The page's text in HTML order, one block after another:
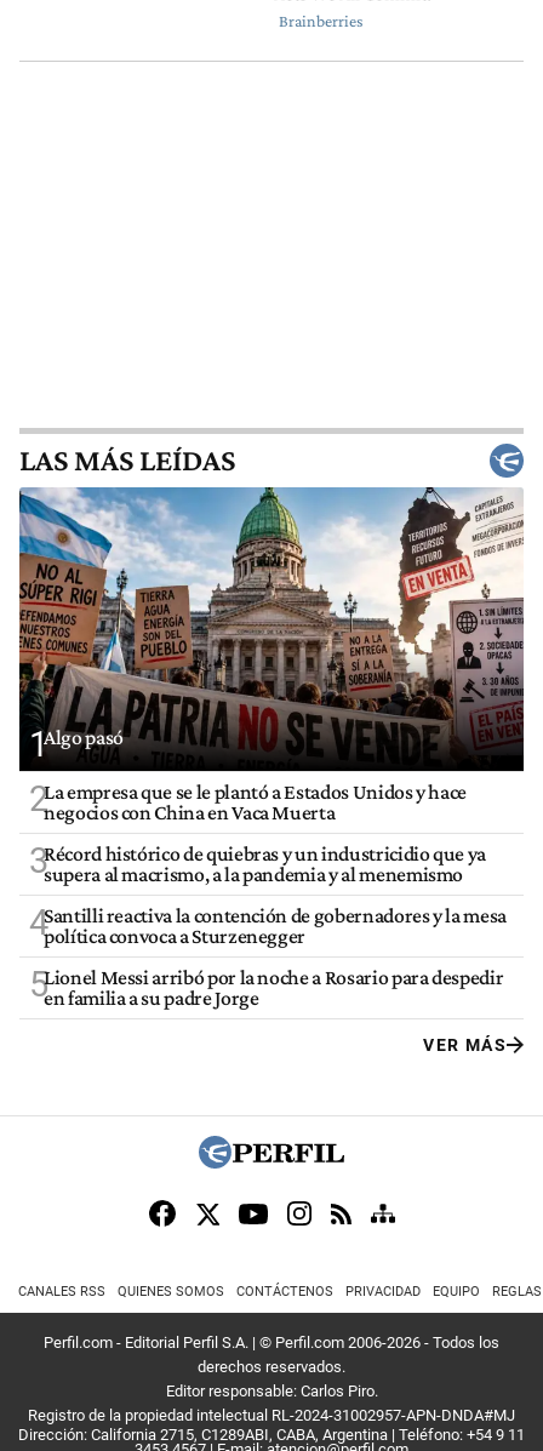
LAS MÁS LEÍDAS
1Algo pasó
2La empresa que se le plantó a Estados Unidos y hace
negocios con China en Vaca Muerta
3Récord histórico de quiebras y un industricidio que ya
supera al macrismo, a la pandemia y al menemismo
4Santilli reactiva la contención de gobernadores y la mesa
política convoca a Sturzenegger
5Lionel Messi arribó por la noche a Rosario para despedir
en familia a su padre Jorge
VER MÁS
CANALES RSS QUIENES SOMOS CONTÁCTENOS PRIVACIDAD EQUIPO
Perfil.com - Editorial Perfil S.A. | © Perfil.com 2006-2026 - Todos los
derechos reservados.
Editor responsable: Carlos Piro.
Registro de la propiedad intelectual RL-2024-31002957-APN-DNDA#MJ
Dirección: California 2715, C1289ABI, CABA, Argentina | Teléfono: +54 9 11